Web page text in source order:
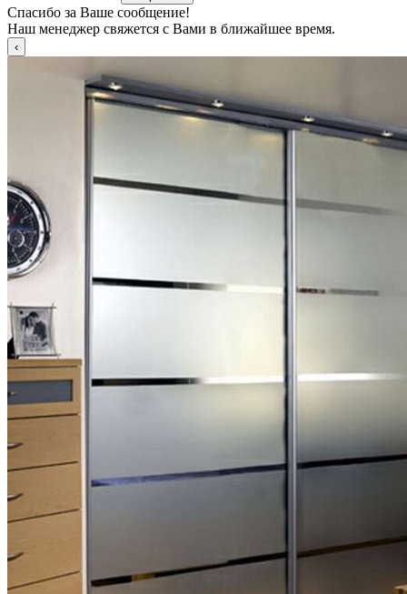
Спасибо за Ваше сообщение!
Наш менеджер свяжется с Вами в ближайшее время.